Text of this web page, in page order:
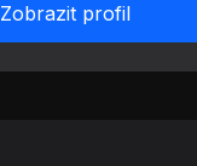
Zobrazit profil